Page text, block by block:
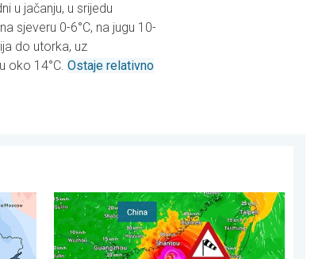
u jačanju, u srijedu
sjeveru 0-6°C, na jugu 10-
do utorka, uz
oko 14°C. Ostaje relativno
u Europi. . . ponedjeljak, 3. august 2026.
Upozorenje na tajfun za Kinu. Do 500 litara kiše. .